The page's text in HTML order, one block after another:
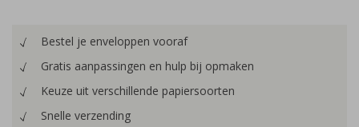
Bestel je enveloppen vooraf
Gratis aanpassingen en hulp bij opmaken
Keuze uit verschillende papiersoorten
Snelle verzending